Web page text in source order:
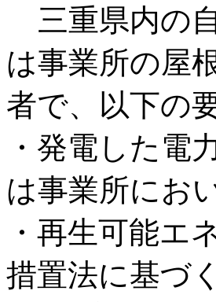
三重県内の
は事業所の屋
者で、以下の
・発電した電
は事業所にお
・再生可能エ
措置法に基づ